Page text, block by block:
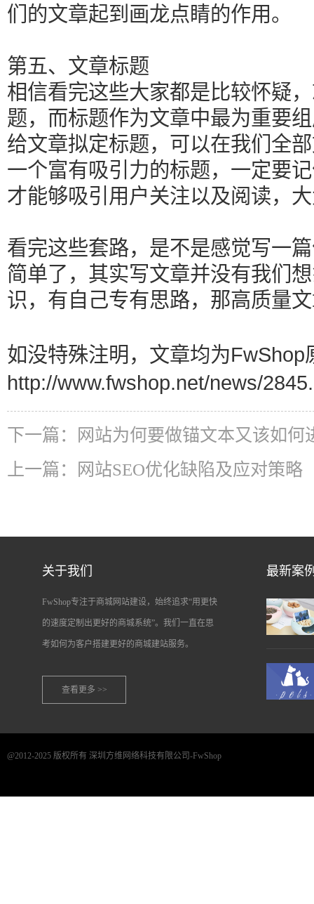
们的文章起到画龙点睛的作用。
第五、文章标题
相信看完这些大家都是比较怀疑
题，而标题作为文章中最为重要
给文章拟定标题，可以在我们全
一个富有吸引力的标题，一定要
才能够吸引用户关注以及阅读，
看完这些套路，是不是感觉写一
简单了，其实写文章并没有我们
识，有自己专有思路，那高质量
如没特殊注明，文章均为FwShop
http://www.fwshop.net/news/
下一篇：
网站为何要做锚文本又该如何
上一篇：
网站SEO优化缺陷及应对策略
关于我们
FwShop专注于商城网站建设，始终追求“用更快
的速度定制出更好的商城系统”。我们一直在思
考如何为客户搭建更好的商城建站服务。
查看更多 >>
最新案
@2012-2025 版权所有 深圳方维网络科技有限公司-FwShop